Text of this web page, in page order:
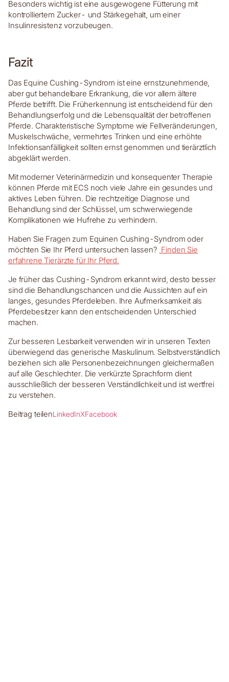
Besonders wichtig ist eine ausgewogene Fütterung mit
kontrolliertem Zucker- und Stärkegehalt, um einer
Insulinresistenz vorzubeugen.
Fazit
Das Equine Cushing-Syndrom ist eine ernstzunehmende,
aber gut behandelbare Erkrankung, die vor allem ältere
Pferde betrifft. Die Früherkennung ist entscheidend für den
Behandlungserfolg und die Lebensqualität der betroffenen
Pferde. Charakteristische Symptome wie Fellveränderungen,
Muskelschwäche, vermehrtes Trinken und eine erhöhte
Infektionsanfälligkeit sollten ernst genommen und tierärztlich
abgeklärt werden.
Mit moderner Veterinärmedizin und konsequenter Therapie
können Pferde mit ECS noch viele Jahre ein gesundes und
aktives Leben führen. Die rechtzeitige Diagnose und
Behandlung sind der Schlüssel, um schwerwiegende
Komplikationen wie Hufrehe zu verhindern.
Haben Sie Fragen zum Equinen Cushing-Syndrom oder
möchten Sie Ihr Pferd untersuchen lassen? Finden Sie
erfahrene Tierärzte für Ihr Pferd.
Je früher das Cushing-Syndrom erkannt wird, desto besser
sind die Behandlungschancen und die Aussichten auf ein
langes, gesundes Pferdeleben. Ihre Aufmerksamkeit als
Pferdebesitzer kann den entscheidenden Unterschied
machen.
Zur besseren Lesbarkeit verwenden wir in unseren Texten
überwiegend das generische Maskulinum. Selbstverständlich
beziehen sich alle Personenbezeichnungen gleichermaßen
auf alle Geschlechter. Die verkürzte Sprachform dient
ausschließlich der besseren Verständlichkeit und ist wertfrei
zu verstehen.
Beitrag teilenLinkedInXFacebook